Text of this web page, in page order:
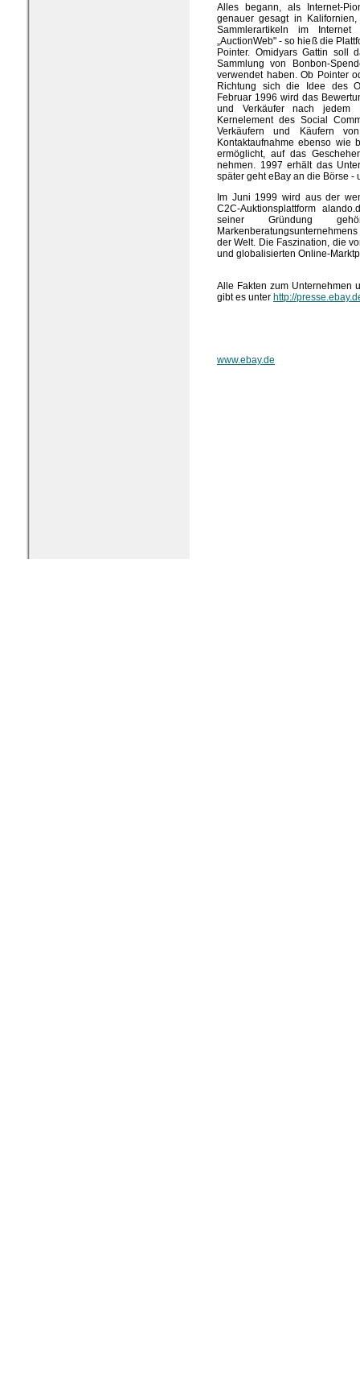
Alles begann, als Internet-
genauer gesagt in
Sammlerartikeln im
„AuctionWeb" - so hieß die
Pointer. Omidyars Gattin soll
Sammlung von Bonbon-
verwendet haben. Ob Pointer
Richtung sich die Idee des
Februar 1996 wird das
und Verkäufer nach jedem
Kernelement des Social
Verkäufern und Käufern
Kontaktaufnahme ebenso wie
ermöglicht, auf das
nehmen. 1997 erhält das
später geht eBay an die Börse -
Im Juni 1999 wird aus der
C2C-Auktionsplattform
seiner Gründung
der Welt. Die Faszination, die
und globalisierten Online-
Alle Fakten zum Unternehmen
gibt es unter http://
www.ebay.de